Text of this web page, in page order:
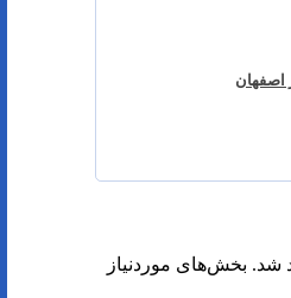
اصفهان
شد. بخش‌های موردنیاز